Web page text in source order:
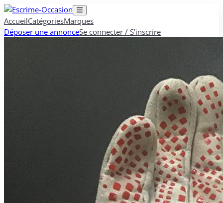
AccueilCatégoriesMarques
Déposer une annonceSe connecter / S'inscrire